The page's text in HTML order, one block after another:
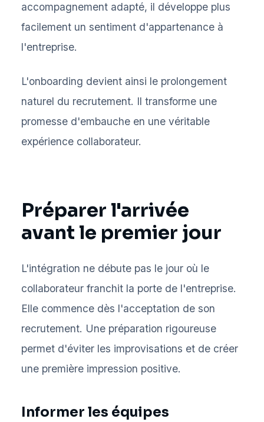
accompagnement adapté, il développe plus
facilement un sentiment d'appartenance à
l'entreprise.
L'onboarding devient ainsi le prolongement
naturel du recrutement. Il transforme une
promesse d'embauche en une véritable
expérience collaborateur.
Préparer l'arrivée
avant le premier jour
L'intégration ne débute pas le jour où le
collaborateur franchit la porte de l'entreprise.
Elle commence dès l'acceptation de son
recrutement. Une préparation rigoureuse
permet d'éviter les improvisations et de créer
une première impression positive.
Informer les équipes